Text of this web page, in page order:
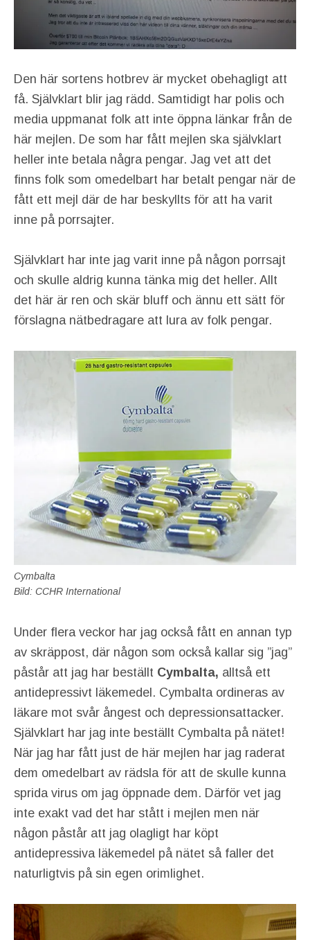
Den här sortens hotbrev är mycket obehagligt att
få. Självklart blir jag rädd. Samtidigt har polis och
media uppmanat folk att inte öppna länkar från de
här mejlen. De som har fått mejlen ska självklart
heller inte betala några pengar. Jag vet att det
finns folk som omedelbart har betalt pengar när de
fått ett mejl där de har beskyllts för att ha varit
inne på porrsajter.
Självklart har inte jag varit inne på någon porrsajt
och skulle aldrig kunna tänka mig det heller. Allt
det här är ren och skär bluff och ännu ett sätt för
förslagna nätbedragare att lura av folk pengar.
Cymbalta
Bild: CCHR International
Under flera veckor har jag också fått en annan typ
av skräppost, där någon som också kallar sig ”jag”
påstår att jag har beställt Cymbalta, alltså ett
antidepressivt läkemedel. Cymbalta ordineras av
läkare mot svår ångest och depressionsattacker.
Självklart har jag inte beställt Cymbalta på nätet!
När jag har fått just de här mejlen har jag raderat
dem omedelbart av rädsla för att de skulle kunna
sprida virus om jag öppnade dem. Därför vet jag
inte exakt vad det har stått i mejlen men när
någon påstår att jag olagligt har köpt
antidepressiva läkemedel på nätet så faller det
naturligtvis på sin egen orimlighet.